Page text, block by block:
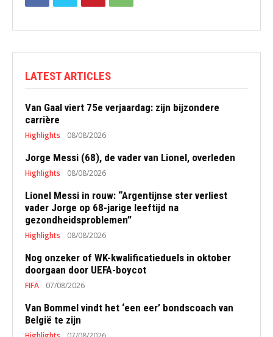
LATEST ARTICLES
Van Gaal viert 75e verjaardag: zijn bijzondere
carrière
Highlights 08/08/2026
Jorge Messi (68), de vader van Lionel, overleden
Highlights 08/08/2026
Lionel Messi in rouw: “Argentijnse ster verliest
vader Jorge op 68-jarige leeftijd na
gezondheidsproblemen”
Highlights 08/08/2026
Nog onzeker of WK-kwalificatieduels in oktober
doorgaan door UEFA-boycot
FIFA 07/08/2026
Van Bommel vindt het ‘een eer’ bondscoach van
België te zijn